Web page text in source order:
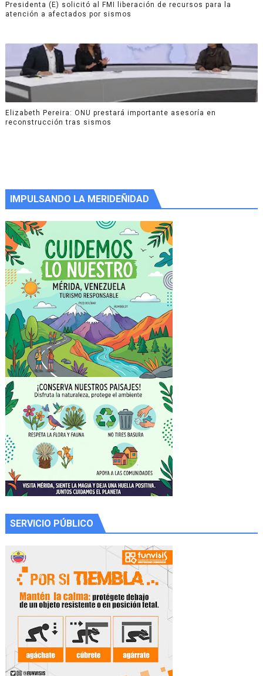
Presidenta (E) solicitó al FMI liberación de recursos para la
atención a afectados por sismos
Elizabeth Pereira: ONU prestará importante asesoría en
reconstrucción tras sismos
IMPULSANDO LA MERIDEÑIDAD
SERVICIO PÚBLICO